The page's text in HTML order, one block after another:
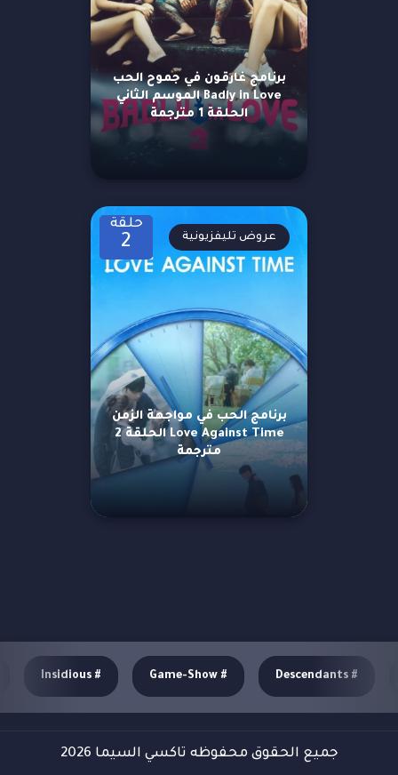
برنامج غارقون في جموح الحب
Badly in Love الموسم الثاني
الحلقة 1 مترجمة
حلقة
2
برنامج الحب في مواجهة الزمن
Love Against Time الحلقة 2
مترجمة
عروض تليفزيونية
#
Descendants
#
Game-Show
#
Insidious
جميع الحقوق محفوظه تاكسي السيما 2026